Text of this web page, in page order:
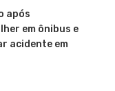
após
em ônibus e
acidente em